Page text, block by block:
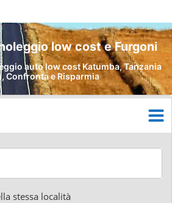
low cost e Furgoni
auto low cost Katumba, Tanzania
Confronta e Risparmia
stessa località